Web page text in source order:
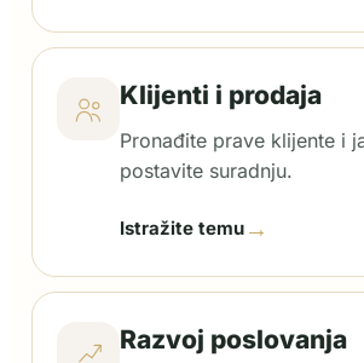
Klijenti i prodaja
Pronađite prave klijente i
postavite suradnju.
Istražite temu →
Razvoj poslovanja